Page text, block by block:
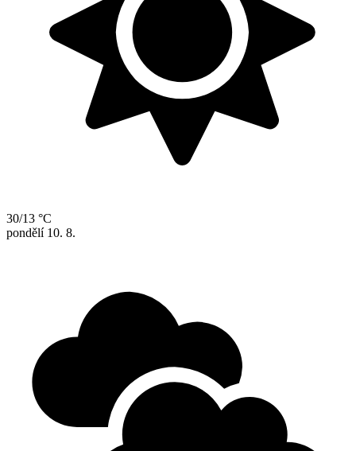
30/13 °C
pondělí 10. 8.